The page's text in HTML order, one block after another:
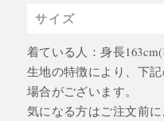
サイズ
着ている人：身長
生地の特徴により、下
場合がございます。
気になる方はご注文前